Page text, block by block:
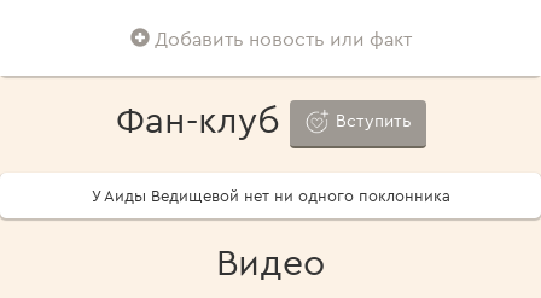
Добавить новость или факт
Фан-клуб Вступить
У Аиды Ведищевой нет ни одного поклонника
Видео